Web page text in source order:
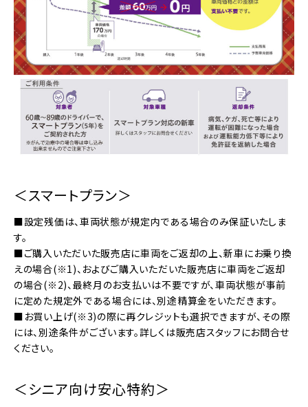
＜スマートプラン＞
■設定残価は、車両状態が規定内である場合のみ保証いたしま
す。
■ご購入いただいた販売店に車両をご返却の上、新車にお乗り換
えの場合(※1)、およびご購入いただいた販売店に車両をご返却
の場合(※2)、最終月のお支払いは不要ですが、車両状態が事前
に定めた規定外である場合には、別途精算金をいただきます。
■お買い上げ(※3)の際に再クレジットも選択できますが、その際
には、別途条件がございます。詳しくは販売店スタッフにお問合せ
ください。
＜シニア向け安心特約＞